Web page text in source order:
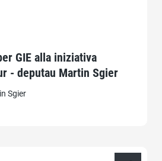
GIE alla iniziativa
- deputau Martin Sgier
Sgier